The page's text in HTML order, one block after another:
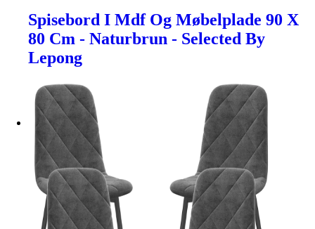
Spisebord I Mdf Og Møbelplade 90 X
80 Cm - Naturbrun - Selected By
Lepong